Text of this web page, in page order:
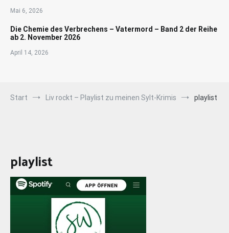
Mai 6, 2026
Die Chemie des Verbrechens – Vatermord – Band 2 der Reihe
ab 2. November 2026
April 14, 2026
Start Liv rockt – Playlist zu meinen Sylt-Krimis playlist
playlist